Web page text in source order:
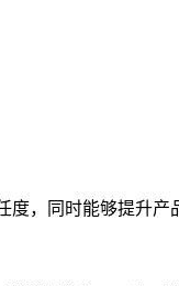
，同时能够提升产